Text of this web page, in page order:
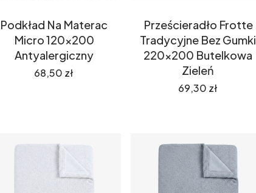
Podkład Na Materac
Micro 120x200
Antyalergiczny
Cena
68,50 zł
Prześcieradło Frotte
Tradycyjne Bez Gumki
220x200 Butelkowa
Zieleń
Cena
69,30 zł